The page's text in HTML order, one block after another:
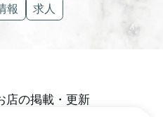
報 求人
店の掲載・更新